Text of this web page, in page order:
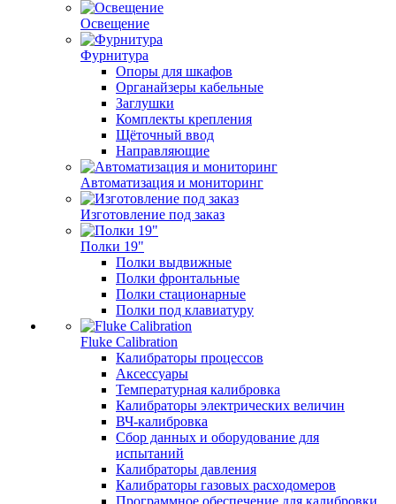
Освещение
Фурнитура
Опоры для шкафов
Органайзеры кабельные
Заглушки
Комплекты крепления
Щёточный ввод
Направляющие
Автоматизация и мониторинг
Изготовление под заказ
Полки 19"
Полки выдвижные
Полки фронтальные
Полки стационарные
Полки под клавиатуру
Fluke Calibration
Калибраторы процессов
Аксессуары
Температурная калибровка
Калибраторы электрических величин
ВЧ-калибровка
Сбор данных и оборудование для
испытаний
Калибраторы давления
Калибраторы газовых расходомеров
Программное обеспечение для калибровки